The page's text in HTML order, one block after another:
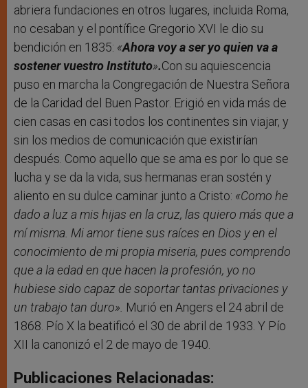
abriera fundaciones en otros lugares, incluida Roma,
no cesaban y el pontífice Gregorio XVI le dio su
bendición en 1835: «Ahora voy a ser yo quien va a
sostener vuestro Instituto».Con su aquiescencia
puso en marcha la Congregación de Nuestra Señora
de la Caridad del Buen Pastor. Erigió en vida más de
cien casas en casi todos los continentes sin viajar, y
sin los medios de comunicación que existirían
después. Como aquello que se ama es por lo que se
lucha y se da la vida, sus hermanas eran sostén y
aliento en su dulce caminar junto a Cristo: «Como he
dado a luz a mis hijas en la cruz, las quiero más que a
mí misma. Mi amor tiene sus raíces en Dios y en el
conocimiento de mi propia miseria, pues comprendo
que a la edad en que hacen la profesión, yo no
hubiese sido capaz de soportar tantas privaciones y
un trabajo tan duro». Murió en Angers el 24 abril de
1868. Pío X la beatificó el 30 de abril de 1933. Y Pío
XII la canonizó el 2 de mayo de 1940.
Publicaciones Relacionadas: